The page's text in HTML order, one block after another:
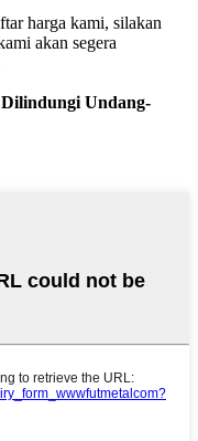
harga kami, silakan
akan segera
Undang-